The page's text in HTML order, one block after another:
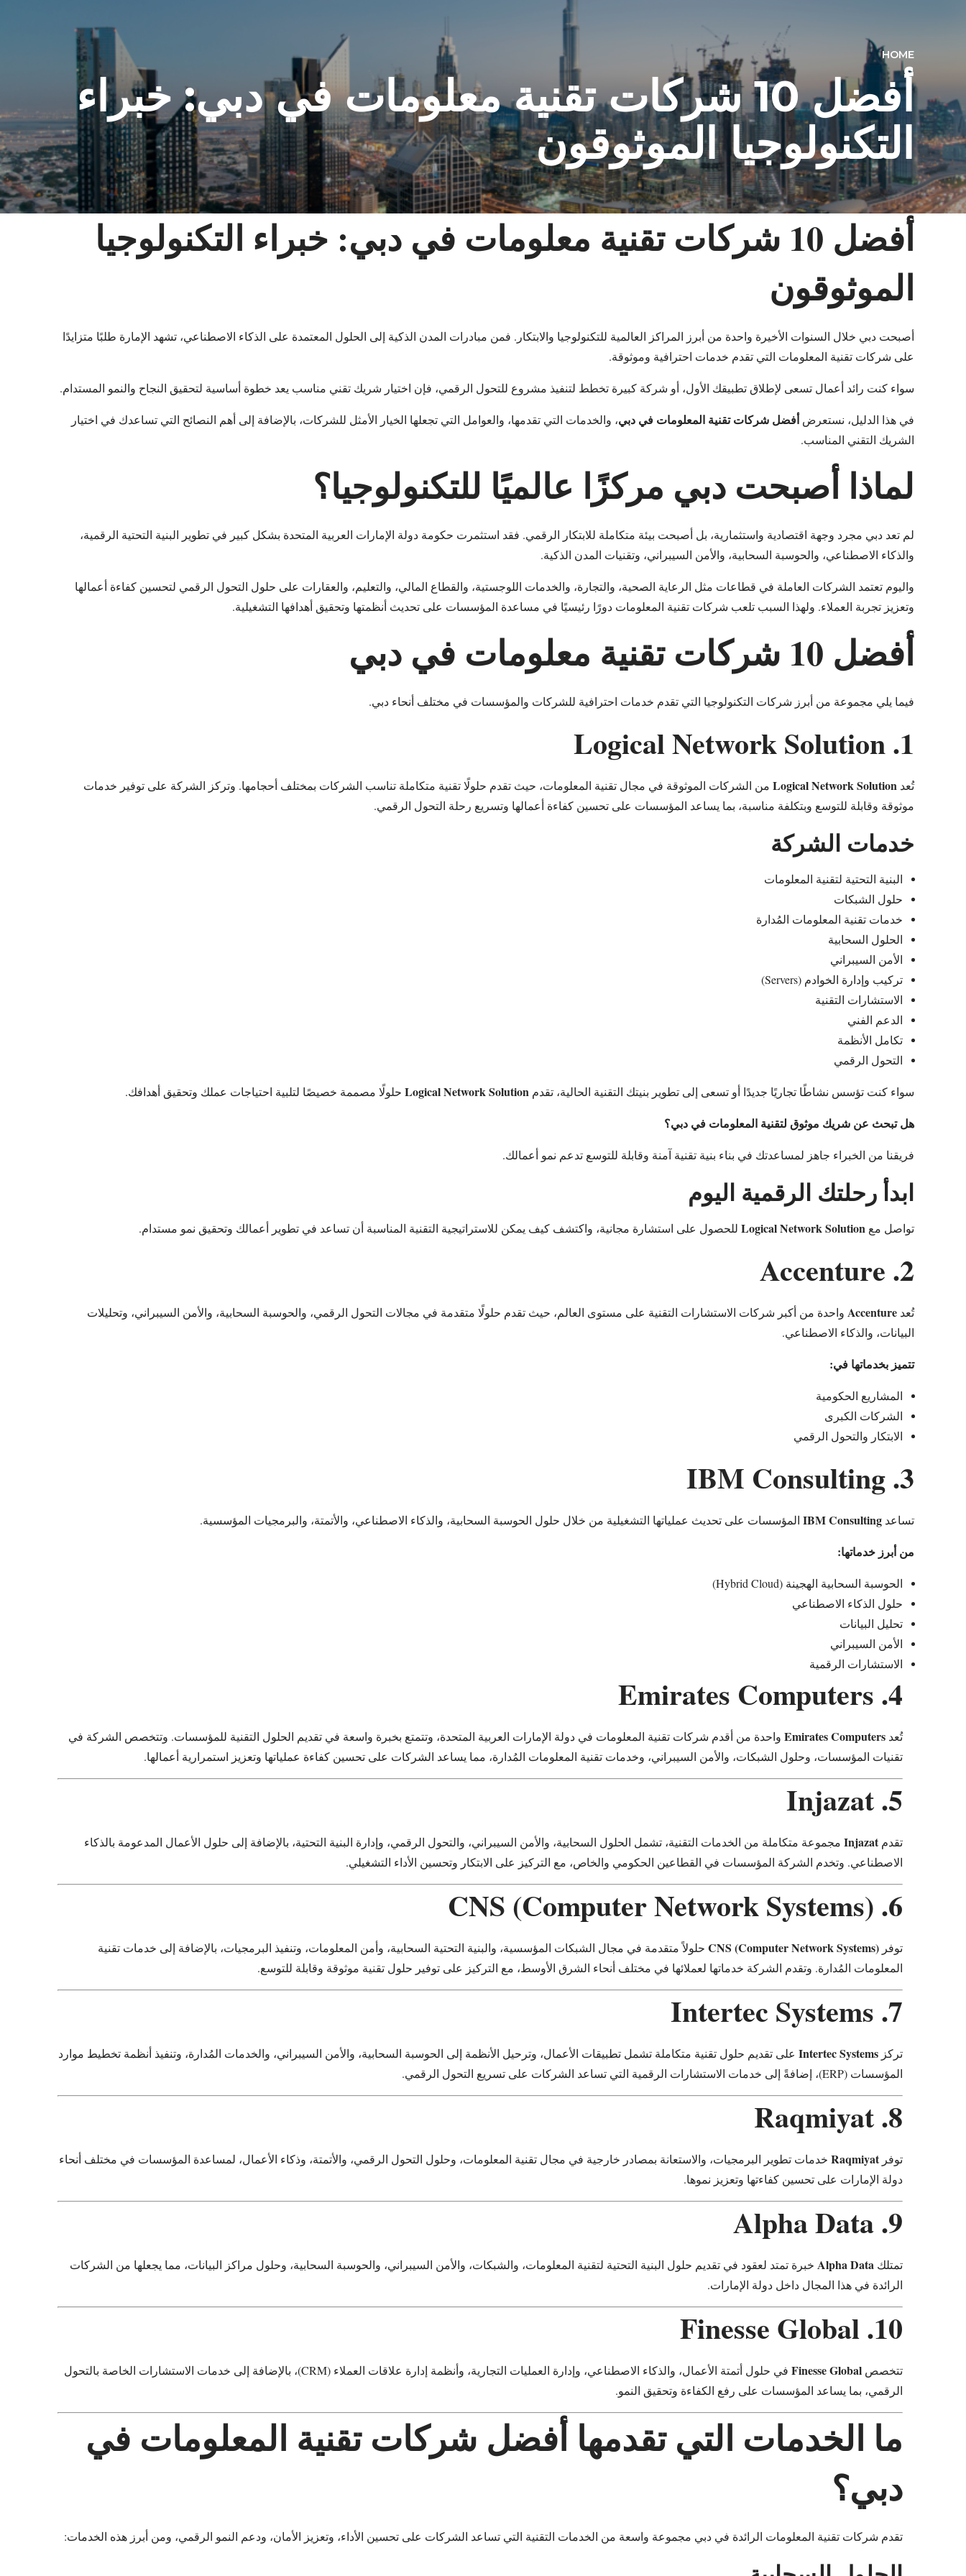
HOME
أفضل 10 شركات تقنية معلومات في دبي: خبراء
التكنولوجيا الموثوقون
أفضل 10 شركات تقنية معلومات في دبي: خبراء التكنولوجيا
الموثوقون
أصبحت دبي خلال السنوات الأخيرة واحدة من أبرز المراكز العالمية للتكنولوجيا والابتكار. فمن مبادرات المدن الذكية إلى الحلول المعتمدة على الذكاء الاصطناعي، تشهد الإمارة طلبًا متزايدًا
على شركات تقنية المعلومات التي تقدم خدمات احترافية وموثوقة.
سواء كنت رائد أعمال تسعى لإطلاق تطبيقك الأول، أو شركة كبيرة تخطط لتنفيذ مشروع للتحول الرقمي، فإن اختيار شريك تقني مناسب يعد خطوة أساسية لتحقيق النجاح والنمو المستدام.
في هذا الدليل، نستعرضأفضل شركات تقنية المعلومات في دبي، والخدمات التي تقدمها، والعوامل التي تجعلها الخيار الأمثل للشركات، بالإضافة إلى أهم النصائح التي تساعدك في اختيار
الشريك التقني المناسب.
لماذا أصبحت دبي مركزًا عالميًا للتكنولوجيا؟
لم تعد دبي مجرد وجهة اقتصادية واستثمارية، بل أصبحت بيئة متكاملة للابتكار الرقمي. فقد استثمرت حكومة دولة الإمارات العربية المتحدة بشكل كبير في تطوير البنية التحتية الرقمية،
والذكاء الاصطناعي، والحوسبة السحابية، والأمن السيبراني، وتقنيات المدن الذكية.
واليوم تعتمد الشركات العاملة في قطاعات مثل الرعاية الصحية، والتجارة، والخدمات اللوجستية، والقطاع المالي، والتعليم، والعقارات على حلول التحول الرقمي لتحسين كفاءة أعمالها
وتعزيز تجربة العملاء. ولهذا السبب تلعب شركات تقنية المعلومات دورًا رئيسيًا في مساعدة المؤسسات على تحديث أنظمتها وتحقيق أهدافها التشغيلية.
أفضل 10 شركات تقنية معلومات في دبي
فيما يلي مجموعة من أبرز شركات التكنولوجيا التي تقدم خدمات احترافية للشركات والمؤسسات في مختلف أنحاء دبي.
1. Logical Network Solution
تُعد Logical Network Solution من الشركات الموثوقة في مجال تقنية المعلومات، حيث تقدم حلولًا تقنية متكاملة تناسب الشركات بمختلف أحجامها. وتركز الشركة على توفير خدمات
موثوقة وقابلة للتوسع وبتكلفة مناسبة، بما يساعد المؤسسات على تحسين كفاءة أعمالها وتسريع رحلة التحول الرقمي.
خدمات الشركة
البنية التحتية لتقنية المعلومات
حلول الشبكات
خدمات تقنية المعلومات المُدارة
الحلول السحابية
الأمن السيبراني
تركيب وإدارة الخوادم (Servers)
الاستشارات التقنية
الدعم الفني
تكامل الأنظمة
التحول الرقمي
سواء كنت تؤسس نشاطًا تجاريًا جديدًا أو تسعى إلى تطوير بنيتك التقنية الحالية، تقدم Logical Network Solution حلولًا مصممة خصيصًا لتلبية احتياجات عملك وتحقيق أهدافك.
هل تبحث عن شريك موثوق لتقنية المعلومات في دبي؟
فريقنا من الخبراء جاهز لمساعدتك في بناء بنية تقنية آمنة وقابلة للتوسع تدعم نمو أعمالك.
ابدأ رحلتك الرقمية اليوم
تواصل مع Logical Network Solution للحصول على استشارة مجانية، واكتشف كيف يمكن للاستراتيجية التقنية المناسبة أن تساعد في تطوير أعمالك وتحقيق نمو مستدام.
2. Accenture
تُعد Accenture واحدة من أكبر شركات الاستشارات التقنية على مستوى العالم، حيث تقدم حلولًا متقدمة في مجالات التحول الرقمي، والحوسبة السحابية، والأمن السيبراني، وتحليلات
البيانات، والذكاء الاصطناعي.
تتميز بخدماتها في:
المشاريع الحكومية
الشركات الكبرى
الابتكار والتحول الرقمي
3. IBM Consulting
تساعد IBM Consulting المؤسسات على تحديث عملياتها التشغيلية من خلال حلول الحوسبة السحابية، والذكاء الاصطناعي، والأتمتة، والبرمجيات المؤسسية.
من أبرز خدماتها:
الحوسبة السحابية الهجينة (Hybrid Cloud)
حلول الذكاء الاصطناعي
تحليل البيانات
الأمن السيبراني
الاستشارات الرقمية
4. Emirates Computers
تُعد Emirates Computers واحدة من أقدم شركات تقنية المعلومات في دولة الإمارات العربية المتحدة، وتتمتع بخبرة واسعة في تقديم الحلول التقنية للمؤسسات. وتتخصص الشركة في
تقنيات المؤسسات، وحلول الشبكات، والأمن السيبراني، وخدمات تقنية المعلومات المُدارة، مما يساعد الشركات على تحسين كفاءة عملياتها وتعزيز استمرارية أعمالها.
5. Injazat
تقدم Injazat مجموعة متكاملة من الخدمات التقنية، تشمل الحلول السحابية، والأمن السيبراني، والتحول الرقمي، وإدارة البنية التحتية، بالإضافة إلى حلول الأعمال المدعومة بالذكاء
الاصطناعي. وتخدم الشركة المؤسسات في القطاعين الحكومي والخاص، مع التركيز على الابتكار وتحسين الأداء التشغيلي.
6. CNS (Computer Network Systems)
توفر CNS (Computer Network Systems) حلولاً متقدمة في مجال الشبكات المؤسسية، والبنية التحتية السحابية، وأمن المعلومات، وتنفيذ البرمجيات، بالإضافة إلى خدمات تقنية
المعلومات المُدارة. وتقدم الشركة خدماتها لعملائها في مختلف أنحاء الشرق الأوسط، مع التركيز على توفير حلول تقنية موثوقة وقابلة للتوسع.
7. Intertec Systems
تركز Intertec Systems على تقديم حلول تقنية متكاملة تشمل تطبيقات الأعمال، وترحيل الأنظمة إلى الحوسبة السحابية، والأمن السيبراني، والخدمات المُدارة، وتنفيذ أنظمة تخطيط موارد
المؤسسات (ERP)، إضافةً إلى خدمات الاستشارات الرقمية التي تساعد الشركات على تسريع التحول الرقمي.
8. Raqmiyat
توفر Raqmiyat خدمات تطوير البرمجيات، والاستعانة بمصادر خارجية في مجال تقنية المعلومات، وحلول التحول الرقمي، والأتمتة، وذكاء الأعمال، لمساعدة المؤسسات في مختلف أنحاء
دولة الإمارات على تحسين كفاءتها وتعزيز نموها.
9. Alpha Data
تمتلك Alpha Data خبرة تمتد لعقود في تقديم حلول البنية التحتية لتقنية المعلومات، والشبكات، والأمن السيبراني، والحوسبة السحابية، وحلول مراكز البيانات، مما يجعلها من الشركات
الرائدة في هذا المجال داخل دولة الإمارات.
10. Finesse Global
تتخصص Finesse Global
في حلول أتمتة الأعمال، والذكاء الاصطناعي، وإدارة العمليات التجارية، وأنظمة إدارة علاقات العملاء (CRM)، بالإضافة إلى خدمات الاستشارات الخاصة بالتحول
الرقمي، بما يساعد المؤسسات على رفع الكفاءة وتحقيق النمو.
ما الخدمات التي تقدمها أفضل شركات تقنية المعلومات في
دبي؟
تقدم شركات تقنية المعلومات الرائدة في دبي مجموعة واسعة من الخدمات التقنية التي تساعد الشركات على تحسين الأداء، وتعزيز الأمان، ودعم النمو الرقمي، ومن أبرز هذه الخدمات: